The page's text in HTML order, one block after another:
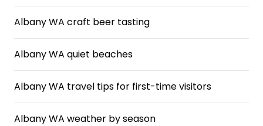
Albany WA craft beer tasting
Albany WA quiet beaches
Albany WA travel tips for first-time visitors
Albany WA weather by season